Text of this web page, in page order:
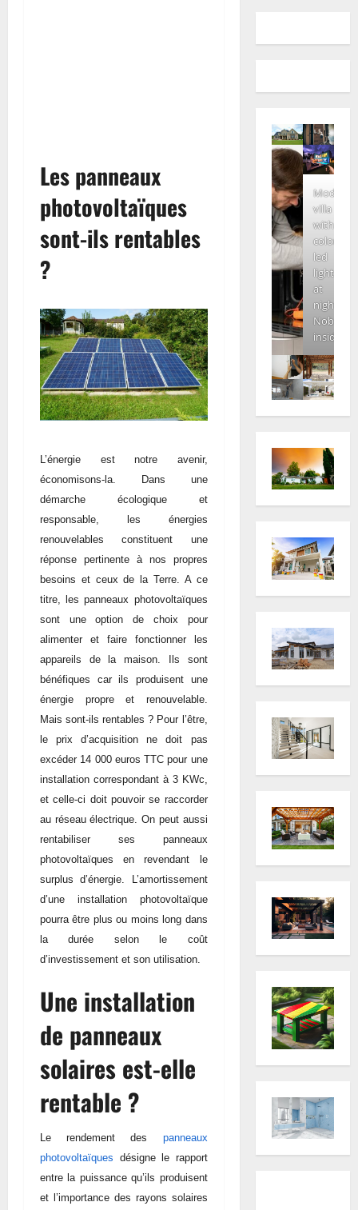
Les panneaux
photovoltaïques
sont-ils rentables
?
L’énergie est notre avenir,
économisons-la. Dans une
démarche écologique et
responsable, les énergies
renouvelables constituent une
réponse pertinente à nos propres
besoins et ceux de la Terre. A ce
titre, les panneaux photovoltaïques
sont une option de choix pour
alimenter et faire fonctionner les
appareils de la maison. Ils sont
bénéfiques car ils produisent une
énergie propre et renouvelable.
Mais sont-ils rentables ? Pour l’être,
le prix d’acquisition ne doit pas
excéder 14 000 euros TTC pour une
installation correspondant à 3 KWc,
et celle-ci doit pouvoir se raccorder
au réseau électrique. On peut aussi
rentabiliser ses panneaux
photovoltaïques en revendant le
surplus d’énergie. L’amortissement
d’une installation photovoltaïque
pourra être plus ou moins long dans
la durée selon le coût
d’investissement et son utilisation.
Une installation
de panneaux
solaires est-elle
rentable ?
Le rendement des panneaux
photovoltaïques désigne le rapport
entre la puissance qu’ils produisent
et l’importance des rayons solaires
Modern
villa
with
colored
led
lights
at
night.
Nobody
inside